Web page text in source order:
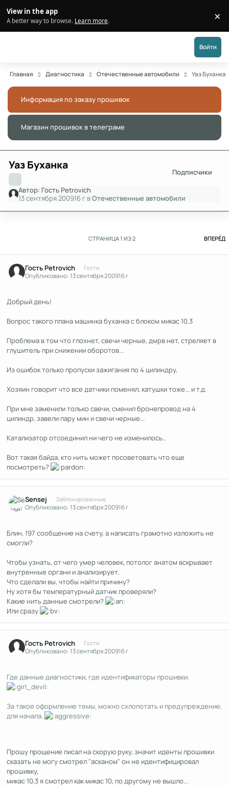
View in the app
A better way to browse. Learn more. ×
Войти
Главная Диагностика Отечественные автомобили Уаз Буханка
Информация по заказу прошивок
Магазин прошивок в телеграме
Уаз Буханка
Подписчики
Автор: Гость Petrovich
13 сентября 200916 г вОтечественные автомобили
ВПЕРЁД
СТРАНИЦА 1 ИЗ 2
Гость Petrovich Гости
Опубликовано:13 сентября 200916 г
Добрый день!
Вопрос такого плана машинка буханка с блоком микас 10.3
Проблема в том что глохнет, свечи черные, дмрв нет, стреляет в
глушитель при снижении оборотов...
Из ошибок только пропуски зажигания по 4 цилиндру,
Хозяин говорит что все датчики поменял, катушки тоже... и т.д.
При мне заменили только свечи, сменил бронепровод на 4
цилиндр, завели пару мин и свечи черные...
Катализатор отсоединил ни чего не изменилось..
Вот такая байда, кто нить может посоветовать что еще
посмотреть?
Sensej Заблокированные
Опубликовано:13 сентября 200916 г
Блин, 197 сообщение на счету, а написать грамотно изложить не
смогли?
Чтобы узнать, от чего умер человек, потолог анатом вскрывает
внутренные органи и анализирует.
Что сделали вы, чтобы найти причину?
Ну хотя бы температурный датчик проверяли?
Какие нить данные смотрели?
Или сразу
Гость Petrovich Гости
Опубликовано:13 сентября 200916 г
Где данные диагностики, где идентификаторы прошивки.
За такое оформление темы, можно схлопотать и предупреждение,
для начала.
Прошу прощение писал на скорую руку, значит иденты прошивки
сказать не могу смотрел "асканом" он не идентифицировал
прошивку,
микас 10,3 я смотрел как микас 10, по другому не вышло...